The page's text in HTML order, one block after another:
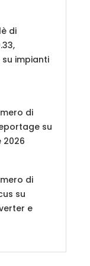
di
impianti
di
su
2026
di
su
e